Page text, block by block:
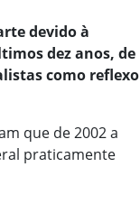
devido à
dez anos, de
como reflexo
que de 2002 a
praticamente